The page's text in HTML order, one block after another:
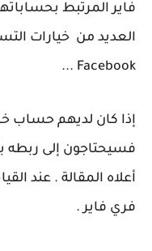
فاير المرتبط
Facebook ...
إذا كان لديهم حساب
فسيحتاجون إلى ربطه
أعلاه المقالة . عند
فري فاير .